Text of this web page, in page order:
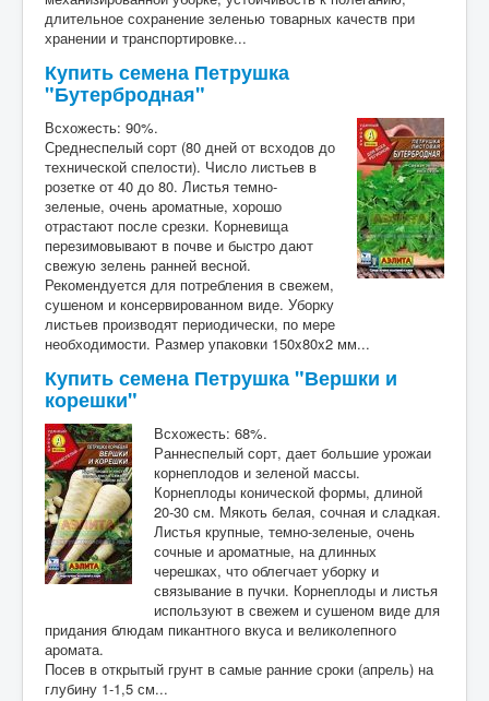
длительное сохранение зеленью товарных качеств при
хранении и транспортировке...
Купить семена Петрушка
"Бутербродная"
Всхожесть: 90%.
Среднеспелый сорт (80 дней от всходов до
технической спелости). Число листьев в
розетке от 40 до 80. Листья темно-
зеленые, очень ароматные, хорошо
отрастают после срезки. Корневища
перезимовывают в почве и быстро дают
свежую зелень ранней весной.
Рекомендуется для потребления в свежем,
сушеном и консервированном виде. Уборку
листьев производят периодически, по мере
необходимости. Размер упаковки 150x80x2 мм...
Купить семена Петрушка "Вершки и
корешки"
Всхожесть: 68%.
Раннеспелый сорт, дает большие урожаи
корнеплодов и зеленой массы.
Корнеплоды конической формы, длиной
20-30 см. Мякоть белая, сочная и сладкая.
Листья крупные, темно-зеленые, очень
сочные и ароматные, на длинных
черешках, что облегчает уборку и
связывание в пучки. Корнеплоды и листья
используют в свежем и сушеном виде для
придания блюдам пикантного вкуса и великолепного
аромата.
Посев в открытый грунт в самые ранние сроки (апрель) на
глубину 1-1,5 см...